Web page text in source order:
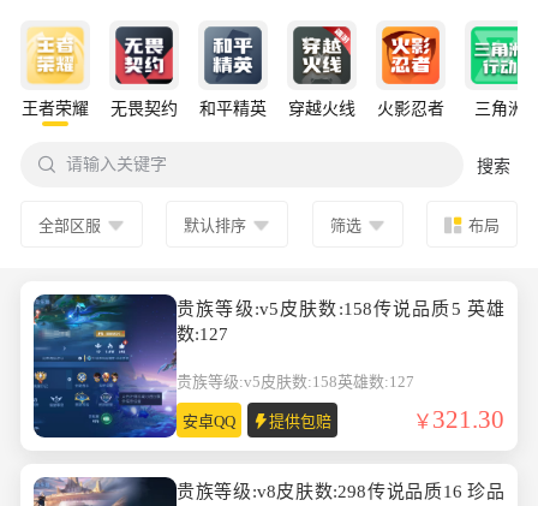
王者荣耀 无畏契约 和平精英 穿越火线 火影忍者 三角洲
 请输入关键字 搜索
全部区服 默认排序 筛选 布局
贵族等级:v5皮肤数:158传说品质5 英雄
数:127
贵族等级:v5皮肤数:158英雄数:127
安卓QQ 提供包赔 321.30
贵族等级:v8皮肤数:298传说品质16 珍品